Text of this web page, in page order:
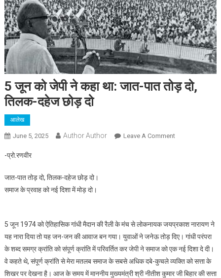
5 जून को जेपी ने कहा था: जात-पात तोड़ दो,
तिलक-दहेज छोड़ दो
आलेख
June 5, 2025 Author Author Leave A CommentOn
जात-
पात
तोड़
दो,
तिलक-
-प्रो.रणवीर
जात-पात तोड़ दो, तिलक-दहेज छोड़ दो।
समाज के प्रवाह को नई दिशा में मोड़ दो।
5 जून 1974 को ऐतिहासिक गांधी मैदान की रैली के मंच से लोकनायक जयप्रकाश नारायण ने
यह नारा दिया तो यह जन-जन की आवाज बन गया। युवाओं ने जनेऊ तोड़ दिए। गांधी परंपरा
के शब्द समग्र क्रांति को संपूर्ण क्रांति में परिवर्तित कर जेपी ने समाज को एक नई दिशा दे दी।
वे कहते थे, संपूर्ण क्रांति से मेरा मतलब समाज के सबसे अधिक दबे-कुचले व्यक्ति को सत्ता के
शिखर पर देखना है। आज के समय में माननीय मुख्यमंत्री श्री नीतीश कुमार जी बिहार की सत्ता